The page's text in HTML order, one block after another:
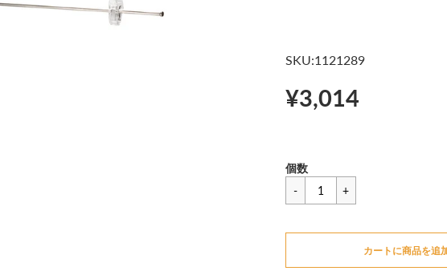
SKU:1121289
¥3,014
セ
ル
格
一
価
¥3,014
個数
カートに商品を追